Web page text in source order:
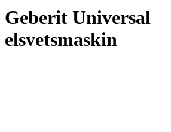
Geberit Universal
elsvetsmaskin